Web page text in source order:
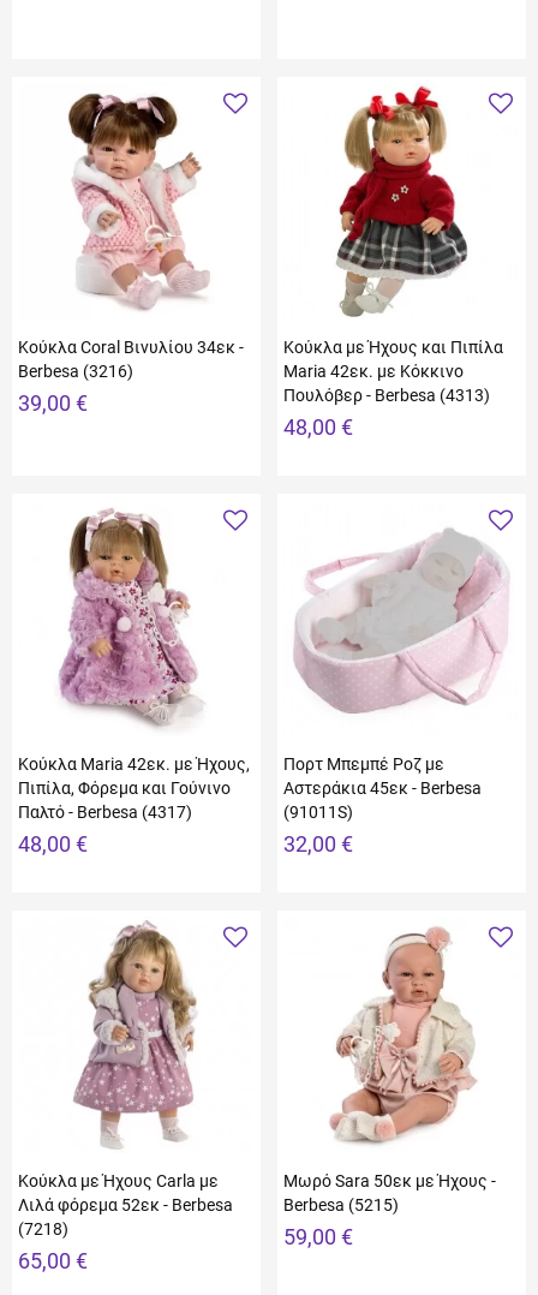
Κούκλα Coral Βινυλίου 34εκ -
Berbesa (3216)
39,00 €
Κούκλα με Ήχους και Πιπίλα
Maria 42εκ. με Κόκκινο
Πουλόβερ - Berbesa (4313)
48,00 €
Κούκλα Maria 42εκ. με Ήχους,
Πιπίλα, Φόρεμα και Γούνινο
Παλτό - Berbesa (4317)
48,00 €
Πορτ Μπεμπέ Ροζ με
Αστεράκια 45εκ - Berbesa
(91011S)
32,00 €
Κούκλα με Ήχους Carla με
Λιλά φόρεμα 52εκ - Berbesa
(7218)
65,00 €
Μωρό Sara 50εκ με Ήχους -
Berbesa (5215)
59,00 €